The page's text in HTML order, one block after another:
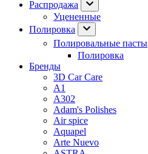
Распродажа
Уцененные
Полировка
Полировальные пасты
Полировка
Бренды
3D Car Care
A1
A302
Adam's Polishes
Air spice
Aquapel
Arte Nuevo